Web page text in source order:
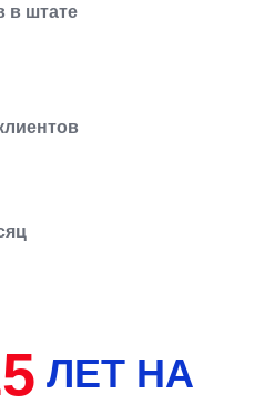
в штате
ЛЕТ НА